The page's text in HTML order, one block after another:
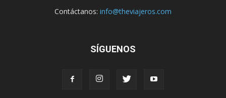
Contáctanos: info@theviajeros.com
SÍGUENOS